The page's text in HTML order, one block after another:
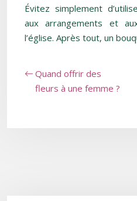
Évitez simplement
aux arrangements et
l’église. Après tout, un
Quand offrir des
fleurs à une femme ?